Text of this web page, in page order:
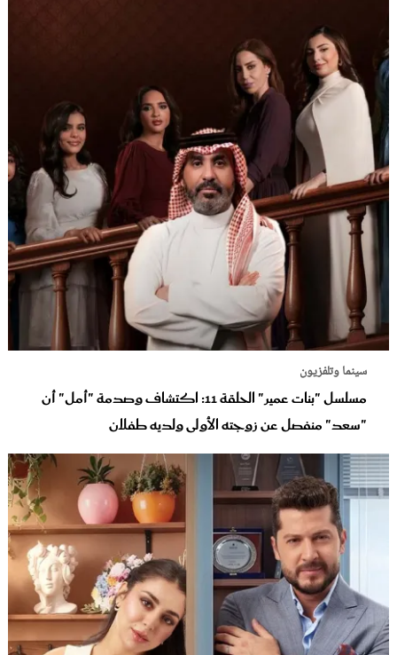
سينما وتلفزيون
مسلسل "بنات عمير" الحلقة 11: اكتشاف وصدمة "أمل" أن
"سعد" منفصل عن زوجته الأولى ولديه طفلان